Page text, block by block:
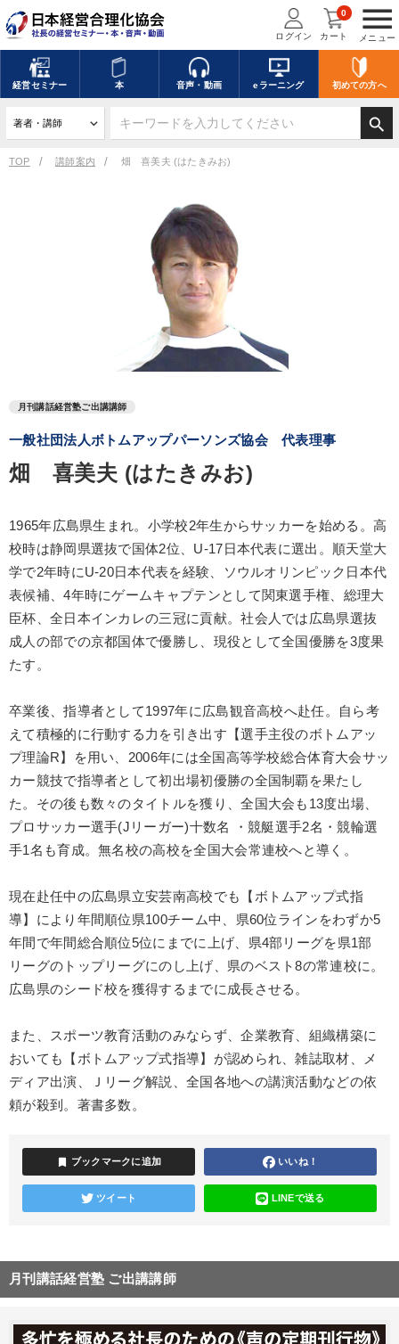
menu
メニュー
ログイン カート
0
経営セミナー 本 音声・動画 eラーニング 初めての方へ
search
TOP 講師案内 畑 喜美夫 (はたきみお)
月刊講話経営塾ご出講講師
一般社団法人ボトムアップパーソンズ協会 代表理事
畑 喜美夫 (はたきみお)
1965年広島県生まれ。小学校2年生からサッカーを始める。高
校時は静岡県選抜で国体2位、U-17日本代表に選出。順天堂大
学で2年時にU-20日本代表を経験、ソウルオリンピック日本代
表候補、4年時にゲームキャプテンとして関東選手権、総理大
臣杯、全日本インカレの三冠に貢献。社会人では広島県選抜
成人の部での京都国体で優勝し、現役として全国優勝を3度果
たす。
卒業後、指導者として1997年に広島観音高校へ赴任。自ら考
えて積極的に行動する力を引き出す【選手主役のボトムアッ
プ理論R】を用い、2006年には全国高等学校総合体育大会サッ
カー競技で指導者として初出場初優勝の全国制覇を果たし
た。その後も数々のタイトルを獲り、全国大会も13度出場、
プロサッカー選手(Jリーガー)十数名 ・競艇選手2名・競輪選
手1名も育成。無名校の高校を全国大会常連校へと導く。
現在赴任中の広島県立安芸南高校でも【ボトムアップ式指
導】により年間順位県100チーム中、県60位ラインをわずか5
年間で年間総合順位5位にまでに上げ、県4部リーグを県1部
リーグのトップリーグにのし上げ、県のベスト8の常連校に。
広島県のシード校を獲得するまでに成長させる。
また、スポーツ教育活動のみならず、企業教育、組織構築に
おいても【ボトムアップ式指導】が認められ、雑誌取材、メ
ディア出演、Ｊリーグ解説、全国各地への講演活動などの依
頼が殺到。著書多数。
bookmark ブックマークに追加 いいね！
ツイート LINEで送る
月刊講話経営塾 ご出講講師